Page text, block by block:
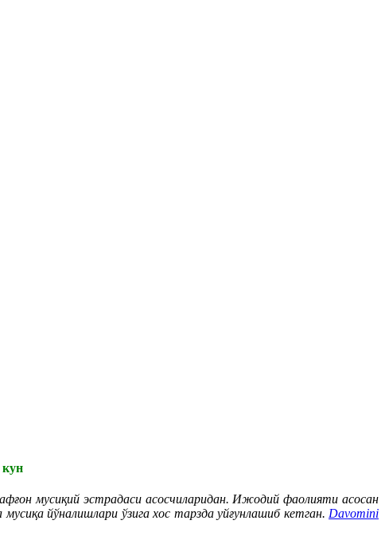
мусиқий эстрадаси асосчиларидан. Ижодий фаолияти асосан
йўналишлари ўзига хос тарзда уйғунлашиб кетган. Davomini